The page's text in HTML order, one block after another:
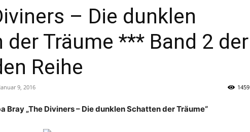
– Die dunklen
der Träume *** Band 2 der
Reihe
Januar 9, 2016 1459
Bray „The Diviners – Die dunklen Schatten der Träume“